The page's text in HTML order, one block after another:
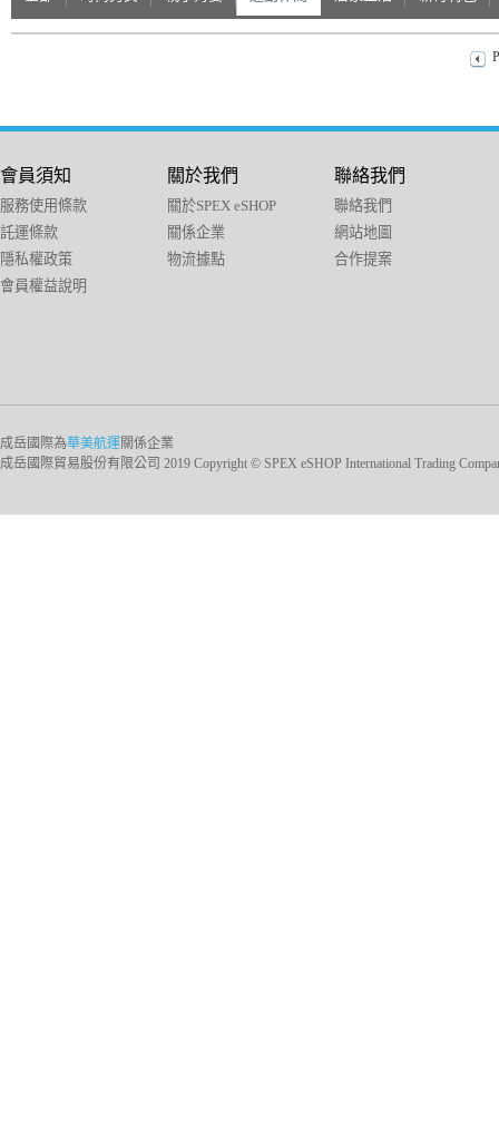
會員須知
服務使用條款
託運條款
隱私權政策
會員權益說明
關於我們
關於SPEX eSHOP
關係企業
物流據點
聯絡我們
聯絡我們
網站地圖
合作提案
成岳國際為華美航運關係企業
成岳國際貿易股份有限公司 2019 Copyright © SPEX eSHOP International Trading